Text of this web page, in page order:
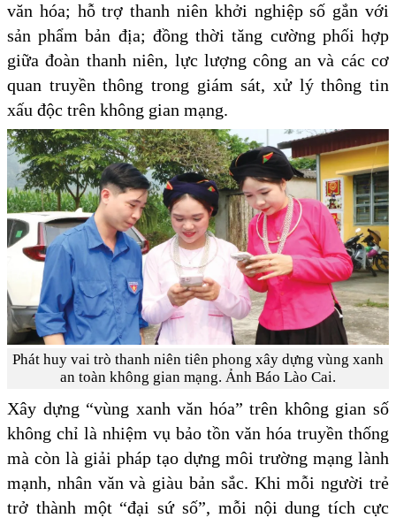
văn hóa; hỗ trợ thanh niên khởi nghiệp số gắn với
sản phẩm bản địa; đồng thời tăng cường phối hợp
giữa đoàn thanh niên, lực lượng công an và các cơ
quan truyền thông trong giám sát, xử lý thông tin
xấu độc trên không gian mạng.
Phát huy vai trò thanh niên tiên phong xây dựng vùng xanh
an toàn không gian mạng. Ảnh Báo Lào Cai.
Xây dựng “vùng xanh văn hóa” trên không gian số
không chỉ là nhiệm vụ bảo tồn văn hóa truyền thống
mà còn là giải pháp tạo dựng môi trường mạng lành
mạnh, nhân văn và giàu bản sắc. Khi mỗi người trẻ
trở thành một “đại sứ số”, mỗi nội dung tích cực